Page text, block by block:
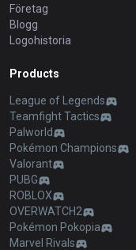
Företag
Blogg
Logohistoria
Products
League of Legends
Teamfight Tactics
Palworld
Pokémon Champions
Valorant
PUBG
ROBLOX
OVERWATCH2
Pokémon Pokopia
Marvel Rivals